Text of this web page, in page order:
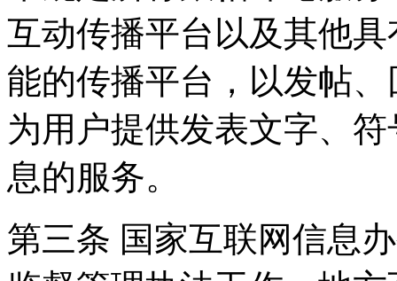
互动传播平台以及其他
能的传播平台，以发帖
为用户提供发表文字、
息的服务。
第三条 国家互联网信息